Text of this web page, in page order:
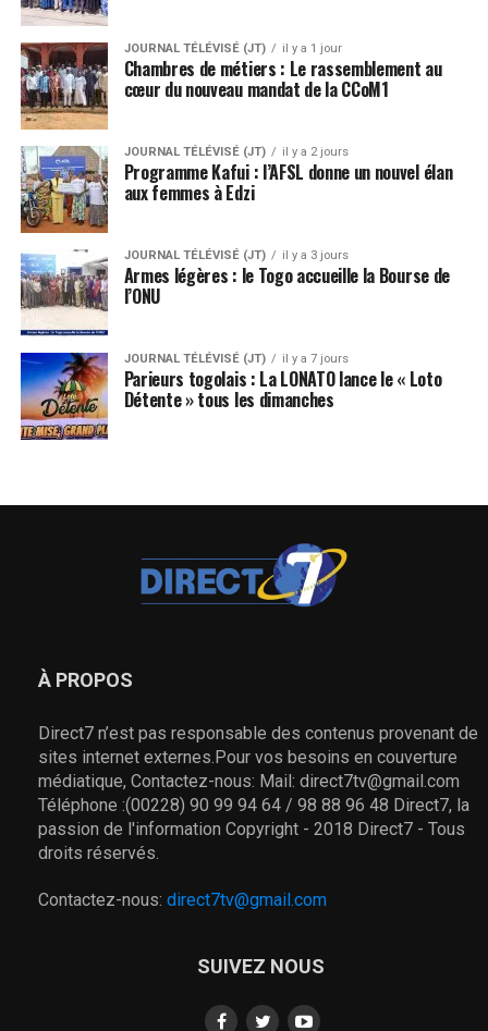
JOURNAL TÉLÉVISÉ (JT) il y a 1 jour
Chambres de métiers : Le rassemblement au
cœur du nouveau mandat de la CCoM1
JOURNAL TÉLÉVISÉ (JT) il y a 2 jours
Programme Kafui : l’AFSL donne un nouvel élan
aux femmes à Edzi
JOURNAL TÉLÉVISÉ (JT) il y a 3 jours
Armes légères : le Togo accueille la Bourse de
l’ONU
JOURNAL TÉLÉVISÉ (JT) il y a 7 jours
Parieurs togolais : La LONATO lance le « Loto
Détente » tous les dimanches
À PROPOS
Direct7 n’est pas responsable des contenus provenant de
sites internet externes.Pour vos besoins en couverture
médiatique, Contactez-nous: Mail: direct7tv@gmail.com
Téléphone :(00228) 90 99 94 64 / 98 88 96 48 Direct7, la
passion de l'information Copyright - 2018 Direct7 - Tous
droits réservés.
Contactez-nous: direct7tv@gmail.com
SUIVEZ NOUS